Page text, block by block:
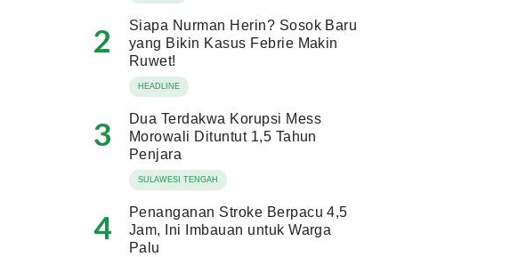
2
Siapa Nurman Herin? Sosok Baru
yang Bikin Kasus Febrie Makin
Ruwet!
HEADLINE
3
Dua Terdakwa Korupsi Mess
Morowali Dituntut 1,5 Tahun
Penjara
SULAWESI TENGAH
4
Penanganan Stroke Berpacu 4,5
Jam, Ini Imbauan untuk Warga
Palu